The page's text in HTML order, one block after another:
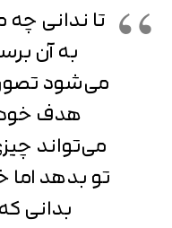
تا ندانی
به آن
می‌شود
هدف
می‌تواند
تو بدهد
بدانی